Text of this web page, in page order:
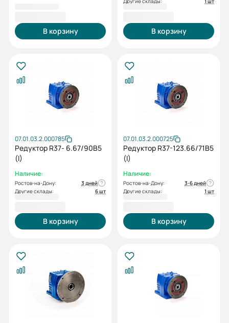
В корзину В корзину
07.01.03.2.000785
Редуктор R37- 6.67/90В5
(I)
Наличие:
Ростов-на-Дону:
3 дней
Другие склады:
6 шт
В корзину
07.01.03.2.000725
Редуктор R37-123.66/71В5
(I)
Наличие:
Ростов-на-Дону:
3-6 дней
Другие склады:
1 шт
В корзину